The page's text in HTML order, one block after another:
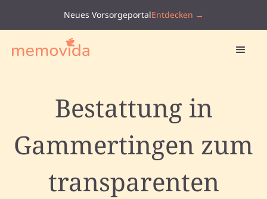
Neues VorsorgeportalEntdecken →
Bestattung in
Gammertingen zum
transparenten